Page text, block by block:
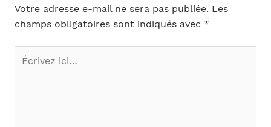
Votre adresse e-mail ne sera pas publiée. Les
champs obligatoires sont indiqués avec *
Écrivez